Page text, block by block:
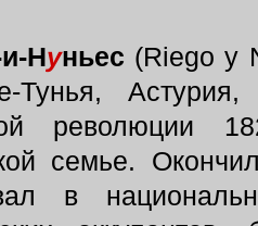
и-Нуньес (Riego у
Тунья,
революции
семье.
в